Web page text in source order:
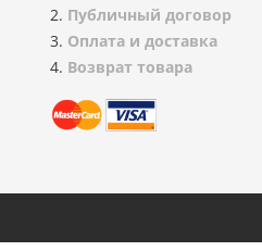
Публичный договор
Оплата и доставка
Возврат товара